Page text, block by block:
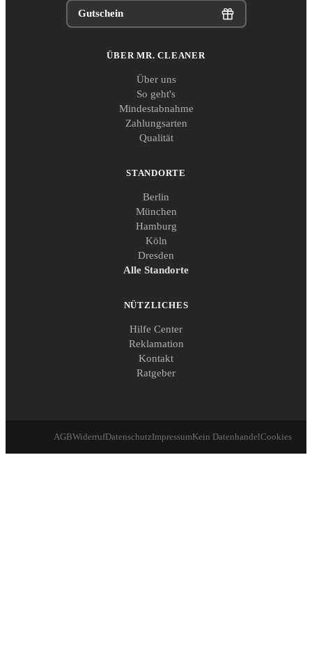
Gutschein
ÜBER MR. CLEANER
Über uns
So geht's
Mindestabnahme
Zahlungsarten
Qualität
STANDORTE
Berlin
München
Hamburg
Köln
Dresden
Alle Standorte
NÜTZLICHES
Hilfe Center
Reklamation
Kontakt
Ratgeber
AGBWiderrufDatenschutzImpressumKein DatenhandelCookies